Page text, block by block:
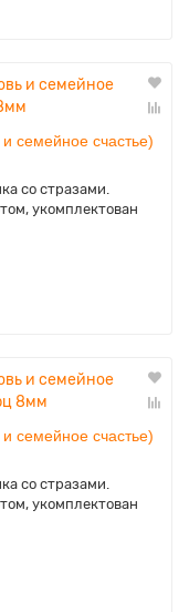
семейное счастье)
со стразами.
укомплектован
семейное счастье)
со стразами.
укомплектован